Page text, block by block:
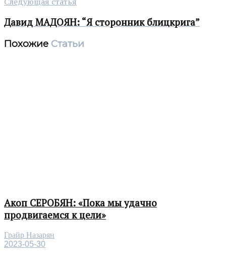
Давид МАДОЯН: “Я сторонник блицкрига”
Похожие Статьи
Акоп СЕРОБЯН: «Пока мы удачно
продвигаемся к цели»
Грайр Назарян
2023-05-30